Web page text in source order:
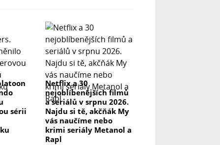
sérii
Netflix a 30
nejoblíbenějších filmů
a seriálů v srpnu 2026.
Najdu si tě, akčňák My
vás naučíme nebo
krimi seriály Metanol a
Rapl